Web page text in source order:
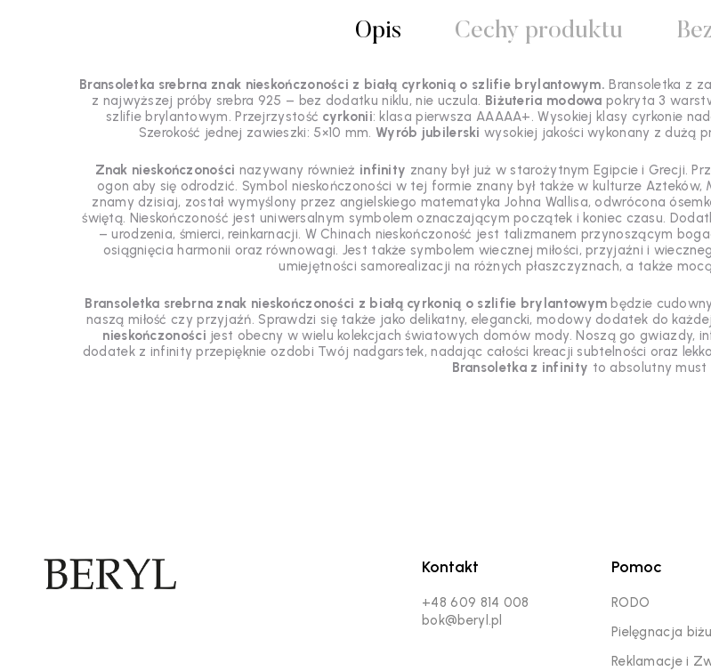
Opis Cechy produktu
Bransoletka srebrna znak nieskończoności z białą cyrkonią o szlifie brylantowym. Bransoletka z
z najwyższej próby srebra 925 – bez dodatku niklu, nie uczula. Biżuteria modowa pokryta 3
szlifie brylantowym. Przejrzystość cyrkonii: klasa pierwsza AAAAA+. Wysokiej klasy cyrkonie
Szerokość jednej zawieszki: 5×10 mm. Wyrób jubilerski wysokiej jakości wykonany z dużą
Znak nieskończoności nazywany również infinity znany był już w starożytnym Egipcie i Grecji.
ogon aby się odrodzić. Symbol nieskończoności w tej formie znany był także w kulturze Azteków,
znamy dzisiaj, został wymyślony przez angielskiego matematyka Johna Wallisa, odwrócona
świętą. Nieskończoność jest uniwersalnym symbolem oznaczającym początek i koniec czasu.
– urodzenia, śmierci, reinkarnacji. W Chinach nieskończoność jest talizmanem przynoszącym
osiągnięcia harmonii oraz równowagi. Jest także symbolem wiecznej miłości, przyjaźni i
umiejętności samorealizacji na różnych płaszczyznach, a także
Bransoletka srebrna znak nieskończoności z białą cyrkonią o szlifie brylantowym będzie
naszą miłość czy przyjaźń. Sprawdzi się także jako delikatny, elegancki, modowy dodatek do
nieskończoności jest obecny w wielu kolekcjach światowych domów mody. Noszą go gwiazdy,
dodatek z infinity przepięknie ozdobi Twój nadgarstek, nadając całości kreacji subtelności oraz
Bransoletka z infinity to absolutny must
Kontakt
+48 609 814 008
bok@beryl.pl
Pomoc
RODO
Pielęgnacja
Reklamacje i